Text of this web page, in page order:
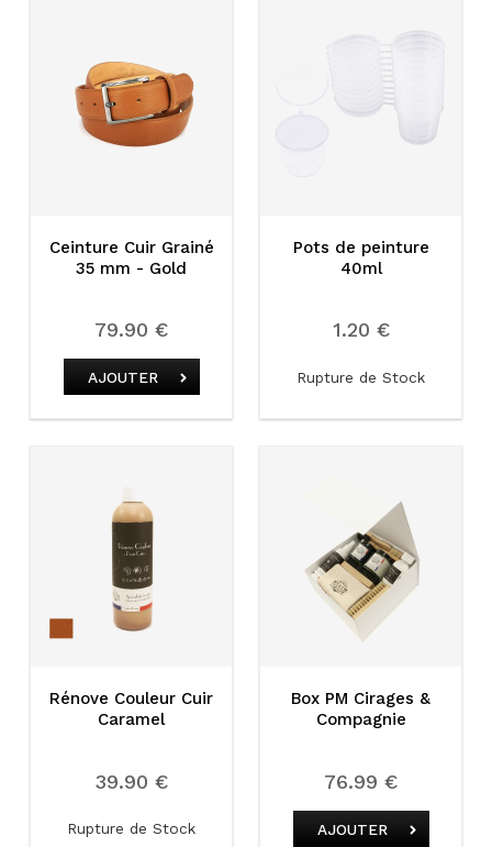
Ceinture Cuir Grainé
35 mm - Gold
79.90 €
AJOUTER
Pots de peinture
40ml
1.20 €
Rupture de Stock
Rénove Couleur Cuir
Caramel
39.90 €
Rupture de Stock
Box PM Cirages &
Compagnie
76.99 €
AJOUTER